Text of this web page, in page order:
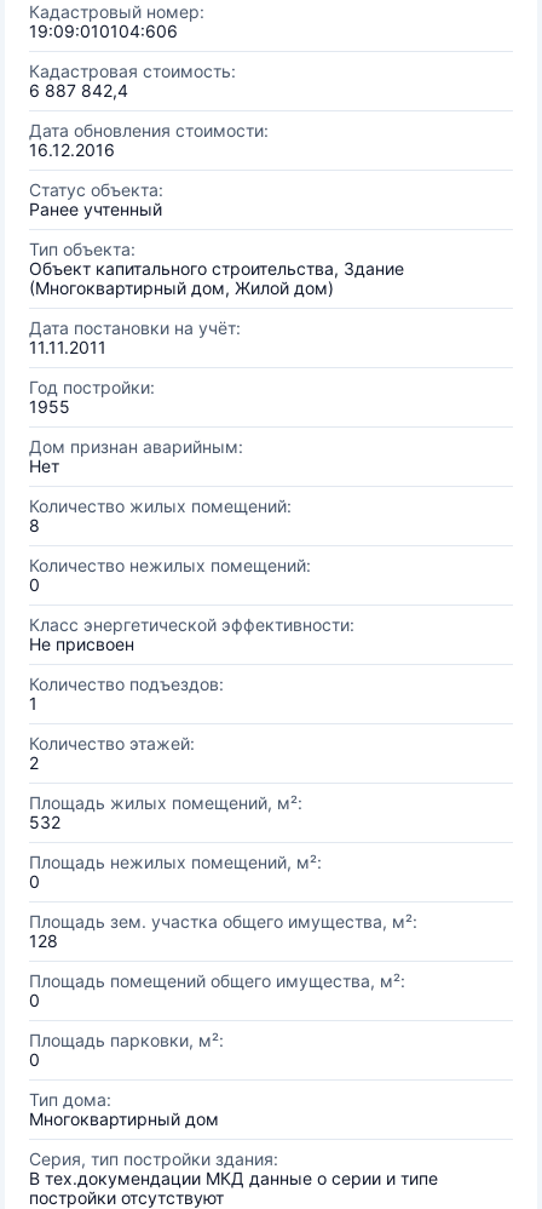
Кадастровый номер:
19:09:010104:606
Кадастровая стоимость:
6 887 842,4
Дата обновления стоимости:
16.12.2016
Статус объекта:
Ранее учтенный
Тип объекта:
Объект капитального строительства, Здание
(Многоквартирный дом, Жилой дом)
Дата постановки на учёт:
11.11.2011
Год постройки:
1955
Дом признан аварийным:
Нет
Количество жилых помещений:
8
Количество нежилых помещений:
0
Класс энергетической эффективности:
Не присвоен
Количество подъездов:
1
Количество этажей:
2
Площадь жилых помещений, м²:
532
Площадь нежилых помещений, м²:
0
Площадь зем. участка общего имущества, м²:
128
Площадь помещений общего имущества, м²:
0
Площадь парковки, м²:
0
Тип дома:
Многоквартирный дом
Серия, тип постройки здания:
В тех.докумендации МКД данные о серии и типе
постройки отсутствуют